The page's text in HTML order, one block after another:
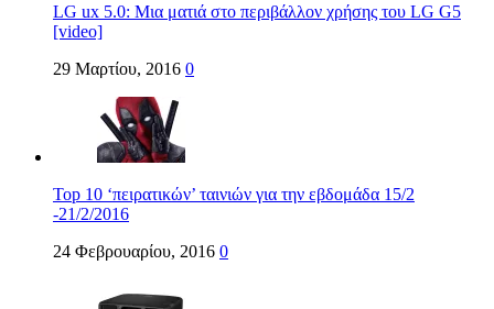
LG ux 5.0: Μια ματιά στο περιβάλλον χρήσης του LG G5
[video]
29 Μαρτίου, 2016 0
Τοp 10 ‘πειρατικών’ ταινιών για την εβδομάδα 15/2
-21/2/2016
24 Φεβρουαρίου, 2016 0